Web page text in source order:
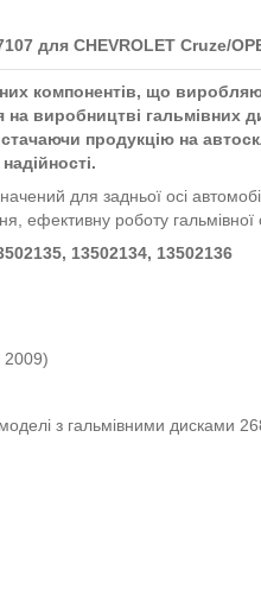
для CHEVROLET Cruze/
компонентів, що
на виробництві гальмівних
продукцію на
для задньої осі
ефективну роботу гальмівної
13502134, 13502136
з гальмівними дисками